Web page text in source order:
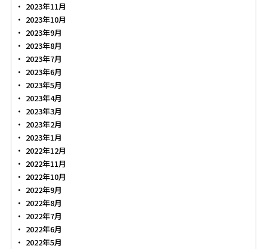
2023年11月
2023年10月
2023年9月
2023年8月
2023年7月
2023年6月
2023年5月
2023年4月
2023年3月
2023年2月
2023年1月
2022年12月
2022年11月
2022年10月
2022年9月
2022年8月
2022年7月
2022年6月
2022年5月